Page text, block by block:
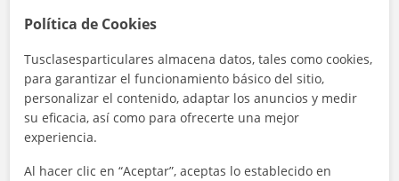
Política de Cookies
Tusclasesparticulares almacena datos, tales como cookies,
para garantizar el funcionamiento básico del sitio,
personalizar el contenido, adaptar los anuncios y medir
su eficacia, así como para ofrecerte una mejor
experiencia.
Al hacer clic en “Aceptar”, aceptas lo establecido en